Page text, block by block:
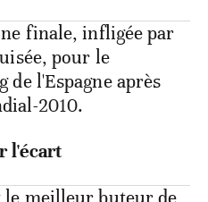
finale, infligée par
pour le
l'Espagne après
2010.
l'écart